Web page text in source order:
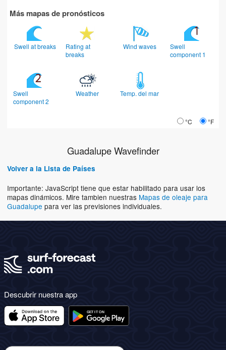
Más mapas de pronósticos
Swell at breaks
Rating at
breaks
Wind waves
Swell
component 1
Swell
component 2
Weather Temp. del mar
°C °F
Guadalupe Wavefinder
Volver a la Lista de Países
Importante: JavaScript tiene que estar habilitado para usar los
mapas dinámicos. Mire tambien nuestras Mapas de oleaje para
Guadalupe para ver las previsiones individuales.
Descubrir nuestra app